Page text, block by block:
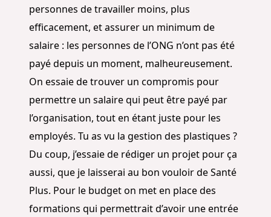
personnes de travailler moins, plus
efficacement, et assurer un minimum de
salaire : les personnes de l’ONG n’ont pas été
payé depuis un moment, malheureusement.
On essaie de trouver un compromis pour
permettre un salaire qui peut être payé par
l’organisation, tout en étant juste pour les
employés. Tu as vu la gestion des plastiques ?
Du coup, j’essaie de rédiger un projet pour ça
aussi, que je laisserai au bon vouloir de Santé
Plus. Pour le budget on met en place des
formations qui permettrait d’avoir une entrée